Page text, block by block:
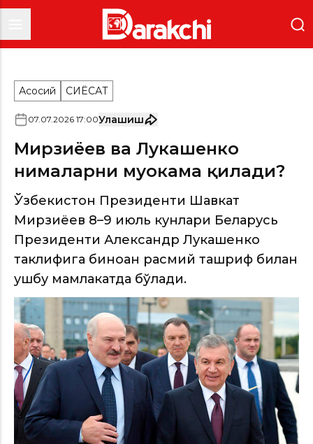
Асосий СИËСАТ
07.07.2026 17:00Улашиш
Мирзиёев ва Лукашенко
нималарни муҳокама қилади?
Ўзбекистон Президенти Шавкат
Мирзиёев 8–9 июль кунлари Беларусь
Президенти Александр Лукашенко
таклифига биноан расмий ташриф билан
ушбу мамлакатда бўлади.